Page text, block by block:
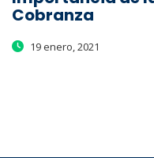
Cobranza
19 enero, 2021